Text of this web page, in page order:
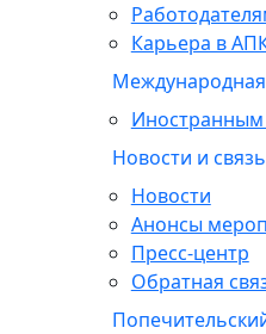
Карьера в
Иностранным
Новости и связь
Новости
Анонсы
Пресс-центр
Обратная